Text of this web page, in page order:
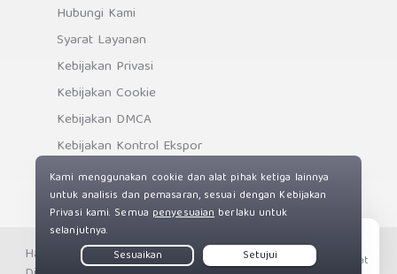
Hubungi Kami
Syarat Layanan
Kebijakan Privasi
Kebijakan Cookie
Kebijakan DMCA
Kebijakan Kontrol Ekspor
Hak cipta © Private Internet Access, Inc. Hak Cipta
Live Chat